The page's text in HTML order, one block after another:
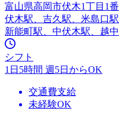
富山県高岡市伏木1丁目1
伏木駅、吉久駅、米島口
新能町駅、中伏木駅、越
シフト
1日5時間 週5日からOK
交通費支給
未経験OK